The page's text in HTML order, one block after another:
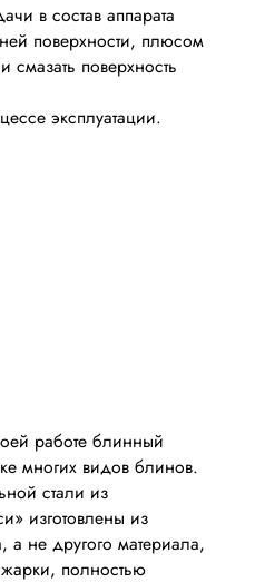
в состав аппарата
поверхности, плюсом
поверхность
эксплуатации.
работе блинный
многих видов блинов.
стали из
изготовлены из
а не другого материала,
полностью